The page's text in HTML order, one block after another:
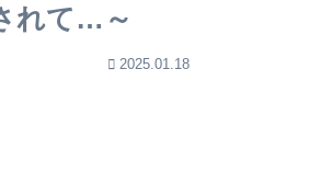
れて…～
2025.01.18